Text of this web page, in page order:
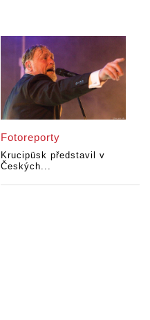
Fotoreporty
Krucipüsk představil v
Českých...